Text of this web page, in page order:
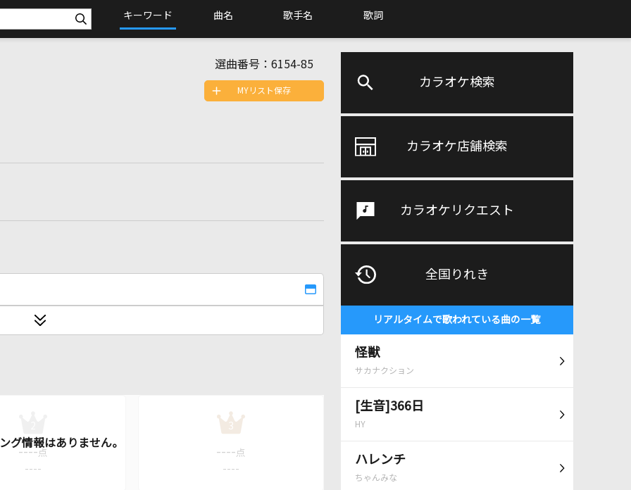
キーワード 曲名 歌手名 歌詞
カラオケ検索
カラオケ店舗検索
カラオケリクエスト
全国りれき
リアルタイムで歌われている曲の一覧
怪獣
サカナクション
[生音]366日
HY
ハレンチ
ちゃんみな
選曲番号： 6154-85
MYリスト保存
---- 点
----
3
---- 点
----